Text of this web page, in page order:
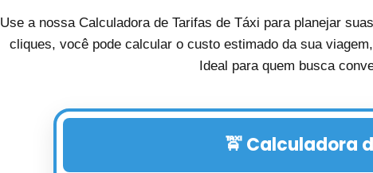
Use a nossa Calculadora de Tarifas de Táxi para planejar
cliques, você pode calcular o custo estimado da sua
Ideal para quem busca
🚖 Calculadora